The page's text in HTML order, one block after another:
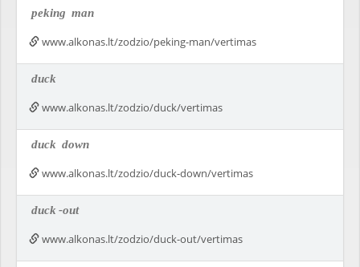
peking man
www.alkonas.lt/zodzio/peking-man/vertimas
duck
www.alkonas.lt/zodzio/duck/vertimas
duck down
www.alkonas.lt/zodzio/duck-down/vertimas
duck -out
www.alkonas.lt/zodzio/duck-out/vertimas